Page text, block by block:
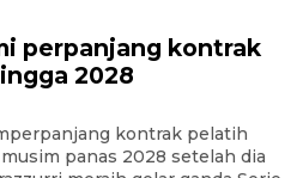
perpanjang kontrak
2028
kontrak pelatih
panas 2028 setelah dia